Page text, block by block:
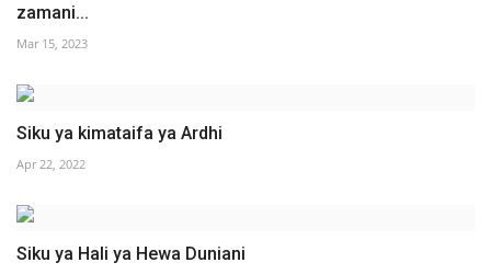
zamani...
Mar 15, 2023
Siku ya kimataifa ya Ardhi
Apr 22, 2022
Siku ya Hali ya Hewa Duniani